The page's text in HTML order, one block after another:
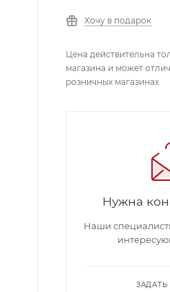
Хочу в подарок
Цена действительна
магазина и может
розничных магазинах
Нужна
Наши